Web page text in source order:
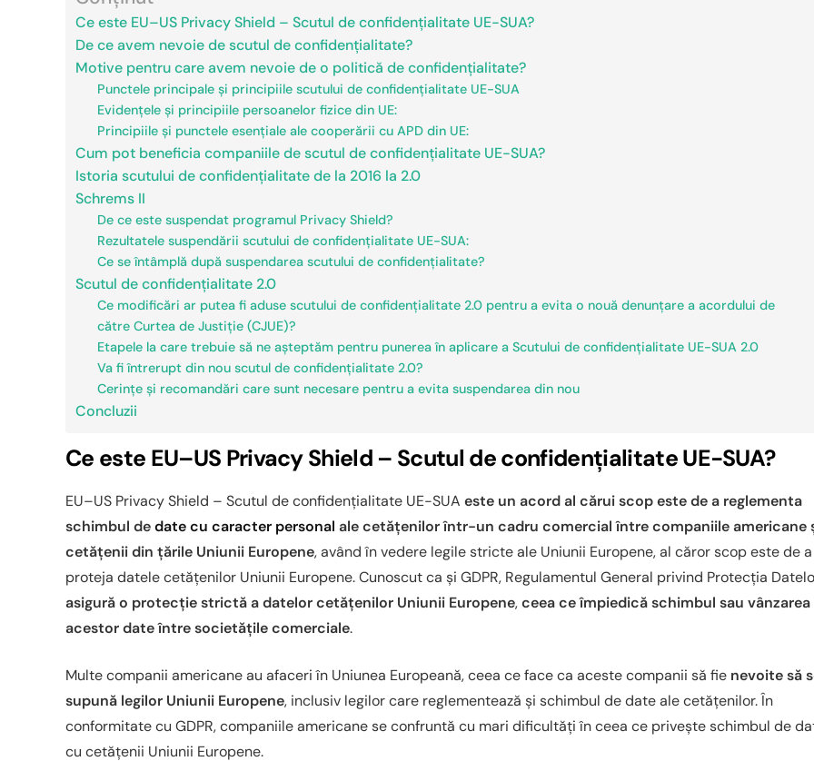
Ce este EU–US Privacy Shield – Scutul de confidențialitate UE-SUA?
De ce avem nevoie de scutul de confidențialitate?
Motive pentru care avem nevoie de o politică de confidențialitate?
Punctele principale și principiile scutului de confidențialitate UE-SUA
Evidențele și principiile persoanelor fizice din UE:
Principiile și punctele esențiale ale cooperării cu APD din UE:
Cum pot beneficia companiile de scutul de confidențialitate UE-SUA?
Istoria scutului de confidențialitate de la 2016 la 2.0
Schrems II
De ce este suspendat programul Privacy Shield?
Rezultatele suspendării scutului de confidențialitate UE-SUA:
Ce se întâmplă după suspendarea scutului de confidențialitate?
Scutul de confidențialitate 2.0
Ce modificări ar putea fi aduse scutului de confidențialitate 2.0 pentru a evita o nouă denunțare a acordului de
către Curtea de Justiție (CJUE)?
Etapele la care trebuie să ne așteptăm pentru punerea în aplicare a Scutului de confidențialitate UE-SUA 2.0
Va fi întrerupt din nou scutul de confidențialitate 2.0?
Cerințe și recomandări care sunt necesare pentru a evita suspendarea din nou
Concluzii
Ce este EU–US Privacy Shield – Scutul de confidențialitate UE-SUA?
EU–US Privacy Shield – Scutul de confidențialitate UE-SUA este un acord al cărui scop este de a reglementa
schimbul dedate cu caracter personal ale cetățenilor într-un cadru comercial între companiile americane
cetățenii din țările Uniunii Europene, având în vedere legile stricte ale Uniunii Europene, al căror scop este de a
proteja datele cetățenilor Uniunii Europene. Cunoscut ca și GDPR, Regulamentul General privind Protecția
asigură o protecție strictă a datelor cetățenilor Uniunii Europene,ceea ce împiedică schimbul sau vânzarea
acestor date între societățile comerciale.
Multe companii americane au afaceri în Uniunea Europeană, ceea ce face ca aceste companii să fie nevoite să
supună legilor Uniunii Europene, inclusiv legilor care reglementează și schimbul de date ale cetățenilor. În
conformitate cu GDPR, companiile americane se confruntă cu mari dificultăți în ceea ce privește schimbul de
cu cetățenii Uniunii Europene.